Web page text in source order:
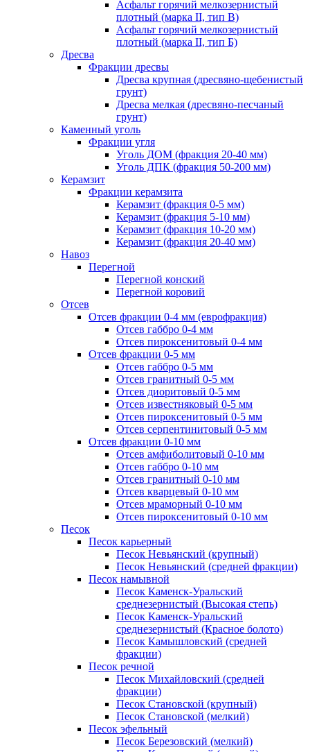
Асфальт горячий мелкозернистый
плотный (марка II, тип В)
Асфальт горячий мелкозернистый
плотный (марка II, тип Б)
Дресва
Фракции дресвы
Дресва крупная (дресвяно-щебенистый
грунт)
Дресва мелкая (дресвяно-песчаный
грунт)
Каменный уголь
Фракции угля
Уголь ДОМ (фракция 20-40 мм)
Уголь ДПК (фракция 50-200 мм)
Керамзит
Фракции керамзита
Керамзит (фракция 0-5 мм)
Керамзит (фракция 5-10 мм)
Керамзит (фракция 10-20 мм)
Керамзит (фракция 20-40 мм)
Навоз
Перегной
Перегной конский
Перегной коровий
Отсев
Отсев фракции 0-4 мм (еврофракция)
Отсев габбро 0-4 мм
Отсев пироксенитовый 0-4 мм
Отсев фракции 0-5 мм
Отсев габбро 0-5 мм
Отсев гранитный 0-5 мм
Отсев диоритовый 0-5 мм
Отсев известняковый 0-5 мм
Отсев пироксенитовый 0-5 мм
Отсев серпентинитовый 0-5 мм
Отсев фракции 0-10 мм
Отсев амфиболитовый 0-10 мм
Отсев габбро 0-10 мм
Отсев гранитный 0-10 мм
Отсев кварцевый 0-10 мм
Отсев мраморный 0-10 мм
Отсев пироксенитовый 0-10 мм
Песок
Песок карьерный
Песок Невьянский (крупный)
Песок Невьянский (средней фракции)
Песок намывной
Песок Каменск-Уральский
среднезернистый (Высокая степь)
Песок Каменск-Уральский
среднезернистый (Красное болото)
Песок Камышловский (средней
фракции)
Песок речной
Песок Михайловский (средней
фракции)
Песок Становской (крупный)
Песок Становской (мелкий)
Песок эфельный
Песок Березовский (мелкий)